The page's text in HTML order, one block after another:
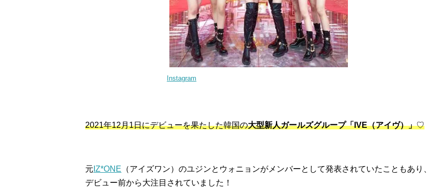
Instagram
2021年12月1日にデビューを果たした韓国の大型新人ガールズグループ「IVE（アイヴ）」♡
元 IZ*ONE （アイズワン）のユジンとウォニョンがメンバーとして発表されていたこともあり、
デビュー前から大注目されていました！